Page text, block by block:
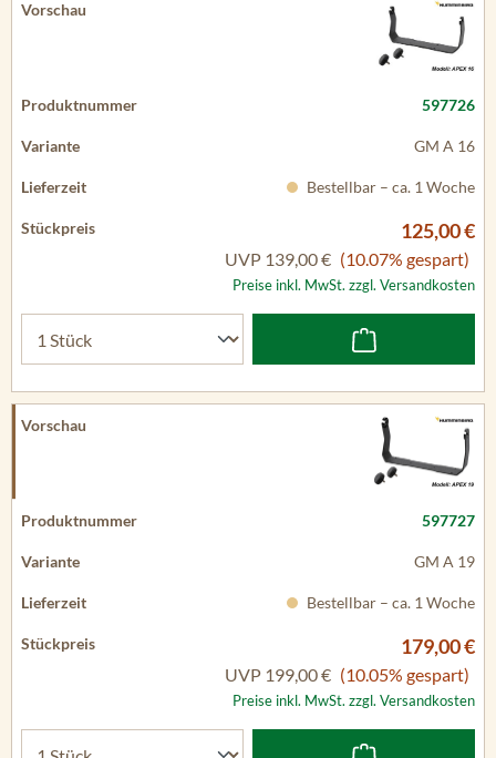
597726
GM A 16
Bestellbar – ca. 1 Woche
125,00 €
UVP 139,00 € (10.07% gespart)
Preise inkl. MwSt. zzgl. Versandkosten
597727
GM A 19
Bestellbar – ca. 1 Woche
179,00 €
UVP 199,00 € (10.05% gespart)
Preise inkl. MwSt. zzgl. Versandkosten